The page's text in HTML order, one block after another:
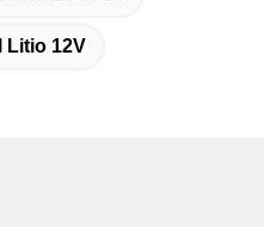
Litio 12V